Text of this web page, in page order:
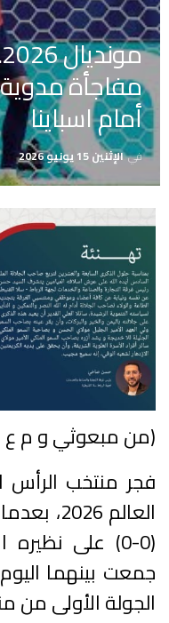
مفاجأة مدوية
أمام اسباينا
فيالإثنين 15 يونيو 2026
(من مبعوثي و م ع
فجر منتخب
العالم
(0-0) على
جمعت بينهما اليوم
الجولة الأولى من